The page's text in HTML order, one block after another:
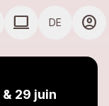
COMPUTER
computer DE account_circle
29 juin
close